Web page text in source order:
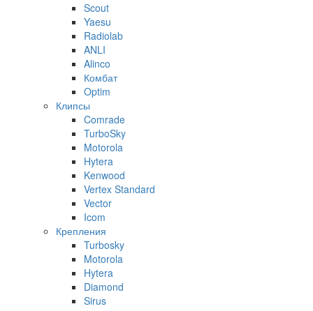
Scout
Yaesu
Radiolab
ANLI
Alinco
Комбат
Optim
Клипсы
Comrade
TurboSky
Motorola
Hytera
Kenwood
Vertex Standard
Vector
Icom
Крепления
Turbosky
Motorola
Hytera
Diamond
Sirus